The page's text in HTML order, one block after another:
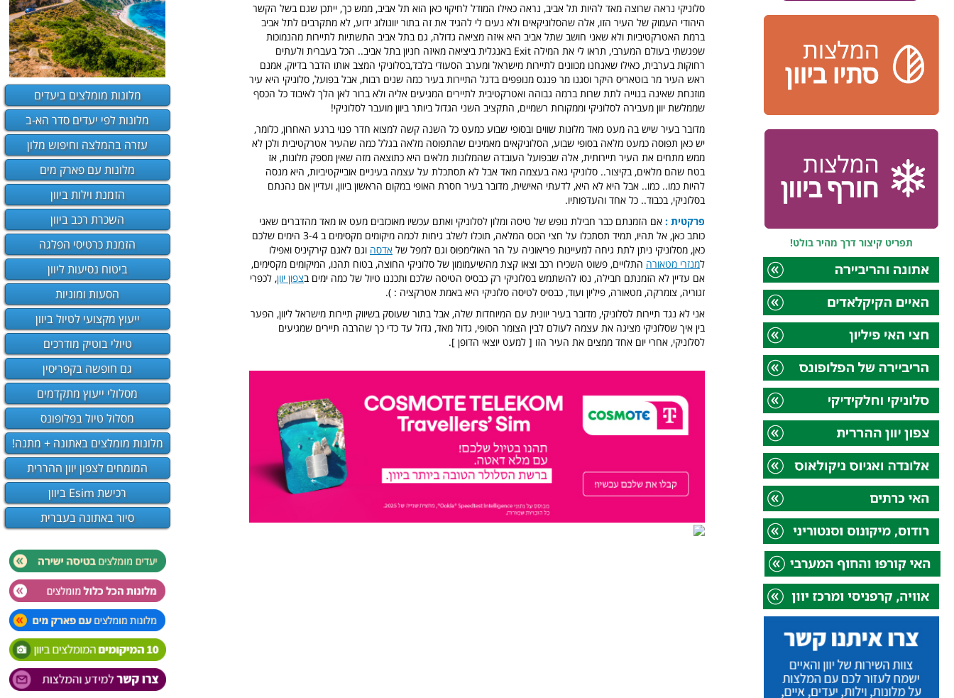
תפריט קיצור דרך מהיר בולט!
סלוניקי נראה שרוצה מאד להיות תל אביב, נראה כאילו המודל לחיקוי כאן הוא תל אביב, ממש כך, ייתכן שגם בשל הקשר
היהודי העמוק של העיר הזו, אלה שהסלוניקאים ולא נעים לי להגיד את זה בתור יוונולוג ידוע, לא מתקרבים לתל אביב
ברמת האטרקטיביות ולא שאני חושב שתל אביב היא איזה מציאה גדולה, גם בתל אביב התשתיות לתיירות מהנמוכות
שפגשתי בעולם המערבי, תראו לי את המילה Exit באנגלית ביציאה מאיזה חניון בתל אביב.. הכל בעברית ולעתים
רחוקות בערבית, כאילו שאנחנו מכוונים לתיירות מישראל ומערב הסעודי בלבד,בסלוניקי המצב אותו הדבר בדיוק, אמנם
ראש העיר מר בוטאריס היקר וסגנו מר פנגס מנופפים בדגל התיירות בעיר כמה שנים רבות, אבל בפועל, סלוניקי היא עיר
מוזנחת שאינה בנוייה לתת שרות ברמה גבוהה ואטרקטיבית לתיירים המגיעים אליה ולא ברור לאן הלך לאיבוד כל הכסף
שממלשת יוון מעבירה לסלוניקי וממקורות רשמיים, התקציב השני הגדול ביותר ביוון מועבר לסלוניקי!
מדובר בעיר שיש בה מעט מאד מלונות שווים ובסופי שבוע כמעט כל השנה קשה למצוא חדר פנוי ברגע האחרון, כלומר,
יש כאן תפוסה כמעט מלאה בסופי שבוע, הסלוניקאים מאמינים שהתפוסה מלאה בגלל כמה שהעיר אטרקטיבית ולכן לא
ממש מתחים את העיר תיירותית, אלה שבפועל העובדה שהמלונות מלאים היא כתוצאה מזה שאין מספק מלונות, אז
בטח שהם מלאים, בקיצור.. סלוניקי גאה בעצמה מאד אבל לא תסתכלת על עצמה בעיניים אובייקטיביות, היא מנסה
להיות כמו.. כמו.. אבל היא לא היא, לדעתי האישית, מדובר בעיר חסרת האופי במקום הראשון ביוון, ועדיין אם נהנתם
בסלוניקי, בכבוד.. כל אחד והעדפותיו.
פרקטית : אם הזמנתם כבר חבילת נופש של טיסה ומלון לסלוניקי ואתם עכשיו מאוכזבים מעט או מאד מהדברים שאני
כותב כאן, אל תהיו, תמיד תסתכלו על חצי הכוס המלאה, תוכלו לשלב גיחות לכמה מיקומים מקסימים ב 3-4 הימים שלכם
כאן, מסלוניקי ניתן לתת גיחה למעיינות פריאוניה על הר האולימפוס וגם למפל של אדסה וגם לאגם קירקיניס ואפילו
למנזרי מטאורה התלויים, פשוט השכירו רכב וצאו קצת מהשיעמומון של סלוניקי החוצה, בטוח תהנו, המיקומים מקסימים,
אם עדיין לא הזמנתם חבילה, נסו להשתמש בסלוניקי רק כבסיס הטיסה שלכם ותכננו טיול של כמה ימים בצפון יוון, לכפרי
זגוריה, צומרקה, מטאורה, פיליון ועוד, כבסיס לטיסה סלוניקי היא באמת אטרקציה : ).
אני לא נגד תיירות לסלוניקי, מדובר בעיר יוונית עם המיוחדות שלה, אבל בתור שעוסק בשיווק תיירות מישראל ליוון, הפער
בין איך שסלוניקי מציגה את עצמה לעולם לבין הצומר הסופי, גדול מאד, גדול עד כדי כך שהרבה תיירים שמגיעים
לסלוניקי, אחרי יום אחד ממצים את העיר הזו [ למעט יוצאי הדופן ].
מלונות מומלצים ביעדים
מלונות לפי יעדים סדר הא-ב
עזרה בהמלצה וחיפוש מלון
מלונות עם פארק מים
הזמנת וילות ביוון
השכרת רכב ביוון
הזמנת כרטיסי הפלגה
ביטוח נסיעות ליוון
הסעות ומוניות
ייעוץ מקצועי לטיול ביוון
טיולי בוטיק מודרכים
גם חופשה בקפריסין
מסלולי ייעוץ מתקדמים
מסלול טיול בפלופונס
מלונות מומלצים באתונה + מתנה!
המומחים לצפון יוון ההררית
רכישת Esim ביוון
סיור באתונה בעברית